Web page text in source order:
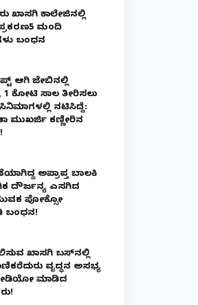
ಖಾಸಗಿ ಕಾಲೇಜಿನಲ್ಲಿ
ಮಂದಿ
ಬಂಧನ
ಆಗಿ ಜೇಬಿನಲ್ಲಿ
₹1 ಕೋಟಿ ಸಾಲ ತೀರಿಸಲು
ನಟಿಸಿದ್ದೆ:
ಮುಖರ್ಜಿ ಕಣ್ಣೀರಿನ
ಅಪ್ರಾಪ್ತ ಬಾಲಕಿ
ದೌರ್ಜನ್ಯ ಎಸಗಿದ
ಪೋಕ್ಸೋ
ಬಂಧನ!
ಖಾಸಗಿ ಬಸ್‌ನಲ್ಲಿ
ವೃದ್ಧನ ಅಸಭ್ಯ
ಮಾಡಿದ